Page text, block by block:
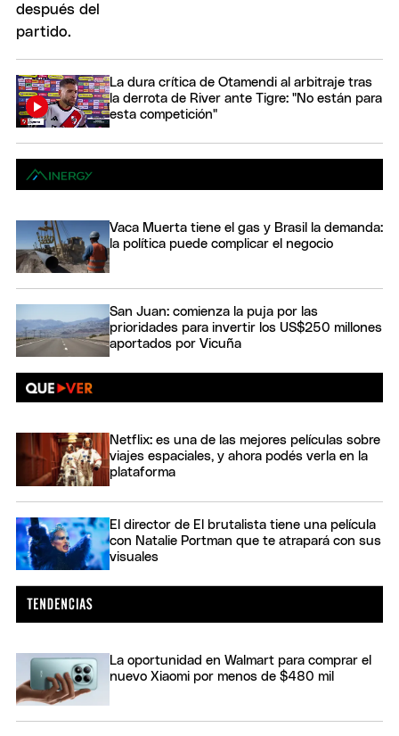
La dura crítica de Otamendi al arbitraje tras
la derrota de River ante Tigre: "No están para
esta competición"
Vaca Muerta tiene el gas y Brasil la demanda:
la política puede complicar el negocio
San Juan: comienza la puja por las
prioridades para invertir los US$250 millones
aportados por Vicuña
Netflix: es una de las mejores películas sobre
viajes espaciales, y ahora podés verla en la
plataforma
El director de El brutalista tiene una película
con Natalie Portman que te atrapará con sus
visuales
La oportunidad en Walmart para comprar el
nuevo Xiaomi por menos de $480 mil